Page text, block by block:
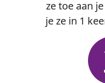
ze toe aan
je ze in 1